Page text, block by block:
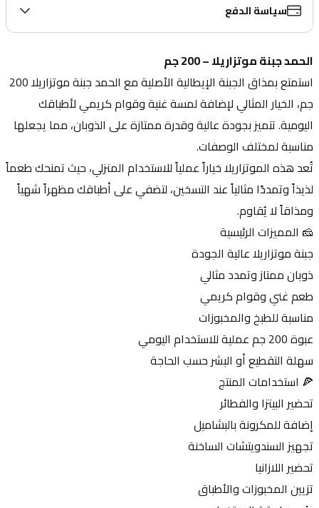
سياسة الدفع
الحمد جبنة موتزاريلا – 200 جم
مناسبة لمختلف الوصفات.
ومذاقاً لا يُقاوم.
🧀 المميزات الرئيسية
جبنة موتزاريلا عالية الجودة
ذوبان ممتاز وتمدد مثالي
طعم غني وقوام كريمي
مناسبة للطبخ والمخبوزات
عبوة 200 جم عملية للاستخدام اليومي
سهلة التقطيع أو البشر حسب الحاجة
🍕 استخدامات المنتج
تحضير البيتزا والفطائر
إضافة للمكرونة بالبشاميل
تجهيز السندويتشات الساخنة
تحضير اللازانيا
تزيين المخبوزات والأطباق